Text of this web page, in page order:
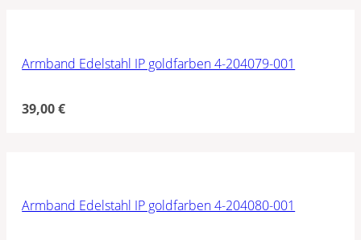
Armband Edelstahl IP goldfarben 4-204079-001
39,00€
Armband Edelstahl IP goldfarben 4-204080-001